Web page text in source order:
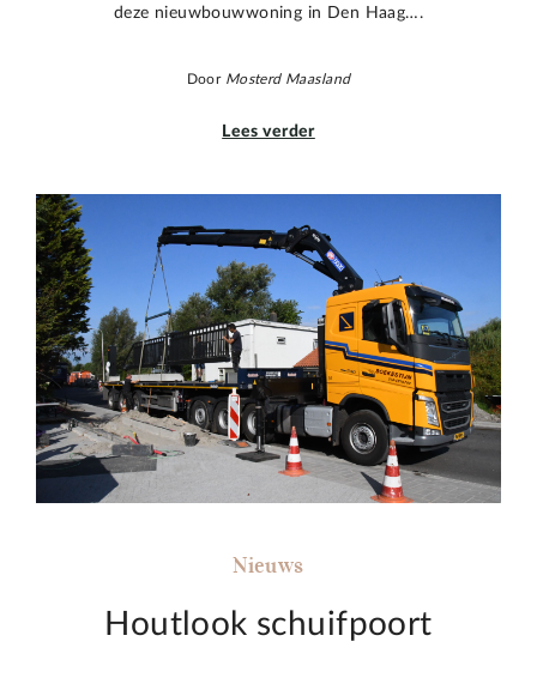
deze nieuwbouwwoning in Den Haag….
Door Mosterd Maasland
Lees verder
Nieuws
Houtlook schuifpoort